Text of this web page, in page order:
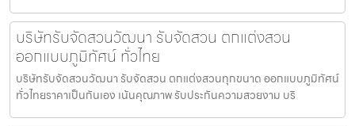
บริษัทรับจัดสวนวัฒนา รับจัดสวน ตกแต่งสวน
ออกแบบภูมิทัศน์ ทั่วไทย
บริษัทรับจัดสวนวัฒนา รับจัดสวน ตกแต่งสวนทุกขนาด ออกแบบภูมิทัศน์
ทั่วไทยราคาเป็นกันเอง เน้นคุณภาพ รับประกันความสวยงาม บริ